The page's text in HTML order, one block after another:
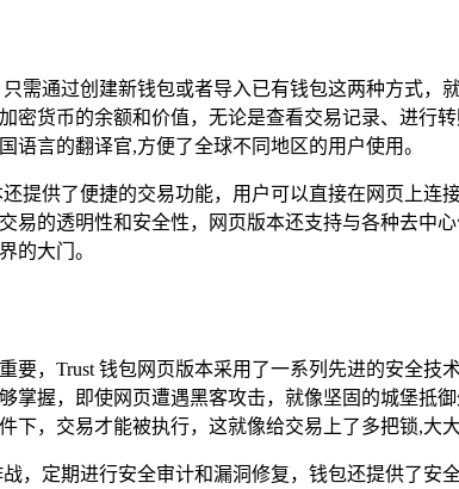
需通过创建新钱包或者导入已有钱包这两种方式，
货币的余额和价值，无论是查看交易记录、进行
言的翻译官,方便了全球不同地区的用户使用。
提供了便捷的交易功能，用户可以直接在网页上连
的透明性和安全性，网页版本还支持与各种去中
的大门。
，Trust 钱包网页版本采用了一系列先进的安全技
握，即使网页遭遇黑客攻击，就像坚固的城堡抵
，交易才能被执行，这就像给交易上了多把锁,大
，定期进行安全审计和漏洞修复，钱包还提供了安